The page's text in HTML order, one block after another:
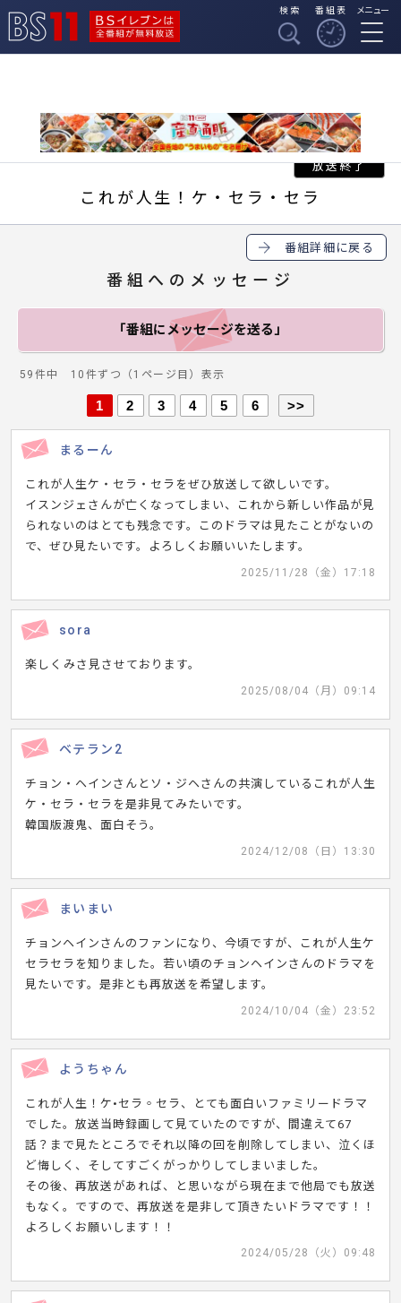
BSイレブンは全番組
検索 番組表 メニュー
これが人生！ケ・セラ・セラ
番組詳細に戻る
番組へのメッセージ
「番組にメッセージを送る」
59件中 10件ずつ（1ページ目）表示
1 2 3 4 5 6 >>
まるーん
これが人生ケ・セラ・セラをぜひ放送して欲しいです。
イスンジェさんが亡くなってしまい、これから新しい作品が見
られないのはとても残念です。このドラマは見たことがないの
で、ぜひ見たいです。よろしくお願いいたします。
2025/11/28（金）17:18
sora
楽しくみさ見させております。
2025/08/04（月）09:14
ベテラン2
チョン・ヘインさんとソ・ジヘさんの共演しているこれが人生
ケ・セラ・セラを是非見てみたいです。
韓国版渡鬼、面白そう。
2024/12/08（日）13:30
まいまい
チョンヘインさんのファンになり、今頃ですが、これが人生ケ
セラセラを知りました。若い頃のチョンヘインさんのドラマを
見たいです。是非とも再放送を希望します。
2024/10/04（金）23:52
ようちゃん
これが人生！ケ•セラ◦セラ、とても面白いファミリードラマ
でした。放送当時録画して見ていたのですが、間違えて67
話？まで見たところでそれ以降の回を削除してしまい、泣くほ
ど悔しく、そしてすごくがっかりしてしまいました。
その後、再放送があれば、と思いながら現在まで他局でも放送
もなく。ですので、再放送を是非して頂きたいドラマです！！
よろしくお願いします！！
2024/05/28（火）09:48